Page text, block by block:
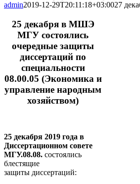
admin2019-12-29T20:11:18+03:0027
25 декабря в МШЭ
МГУ состоялись
очередные защиты
диссертаций по
специальности
08.00.05 (Экономика и
управление народным
хозяйством)
25 декабря 2019 года в
Диссертационном совете
МГУ.08.08. состоялись
блестящие
защиты диссертаций: